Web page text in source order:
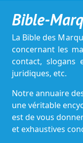
Bible-
La Bible des
concernant les
contact, slogans
juridiques, etc.
Notre annuaire
une véritable
est de vous
et exhaustives